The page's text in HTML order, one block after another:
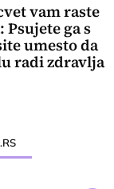
vam raste
Psujete ga s
umesto da
radi zdravlja